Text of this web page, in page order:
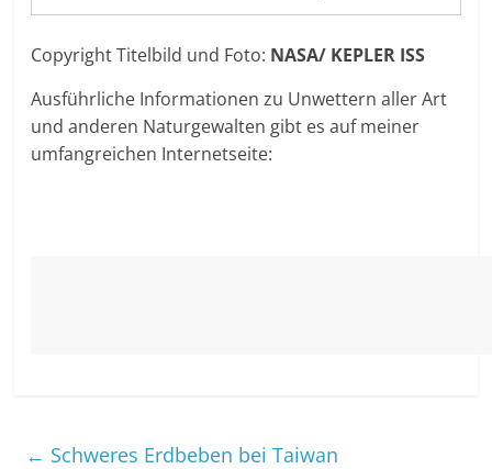
Copyright Titelbild und Foto: NASA/ KEPLER ISS
Ausführliche Informationen zu Unwettern aller Art
und anderen Naturgewalten gibt es auf meiner
umfangreichen Internetseite:
← Schweres Erdbeben bei Taiwan